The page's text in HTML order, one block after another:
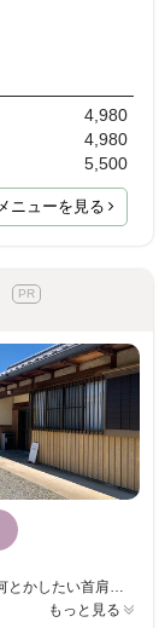
4,980
4,980
5,500
ニューを見る
【40代・50代女性のための首肩の疲れ専門サロン】何とかしたい首肩まわりの疲れ。施術後の「うわ…首肩まわり、軽いっ…!」を実感してください♪
もっと見る